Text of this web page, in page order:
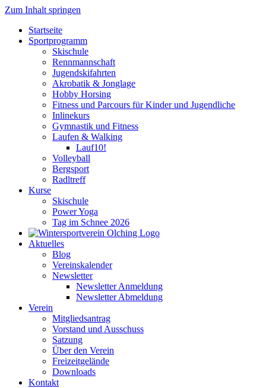
Zum Inhalt springen
Startseite
Sportprogramm
Skischule
Rennmannschaft
Jugendskifahrten
Akrobatik & Jonglage
Hobby Horsing
Fitness und Parcours für Kinder und Jugendliche
Inlinekurs
Gymnastik und Fitness
Laufen & Walking
Lauf10!
Volleyball
Bergsport
Radltreff
Kurse
Skischule
Power Yoga
Tag im Schnee 2026
Aktuelles
Blog
Vereinskalender
Newsletter
Newsletter Anmeldung
Newsletter Abmeldung
Verein
Mitgliedsantrag
Vorstand und Ausschuss
Satzung
Über den Verein
Freizeitgelände
Downloads
Kontakt